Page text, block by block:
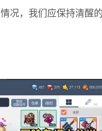
况，我们应保持清醒